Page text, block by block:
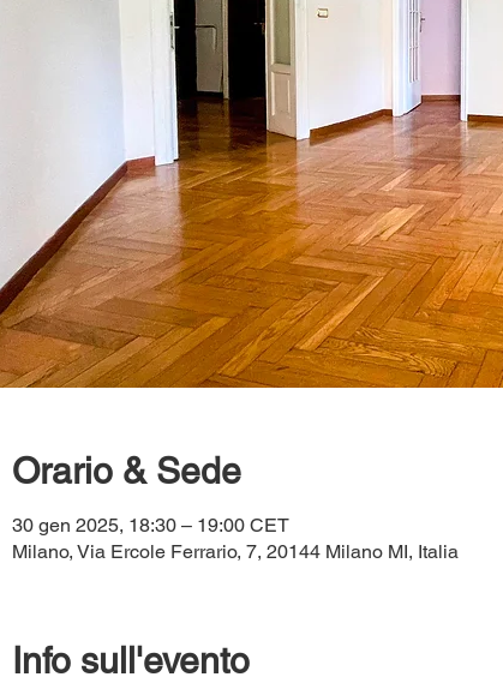
Orario & Sede
30 gen 2025, 18:30 – 19:00 CET
Milano, Via Ercole Ferrario, 7, 20144 Milano MI, Italia
Info sull'evento